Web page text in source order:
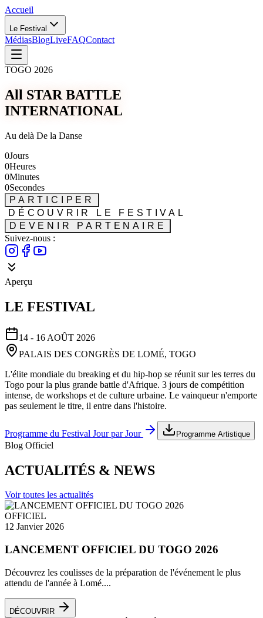
Accueil
Le Festival
MédiasBlogLiveFAQContact
TOGO 2026
All STAR BATTLE
INTERNATIONAL
Au delà De la Danse
0Jours
0Heures
0Minutes
0Secondes
PARTICIPER
DÉCOUVRIR LE FESTIVAL
DEVENIR PARTENAIRE
Suivez-nous :
Aperçu
LE FESTIVAL
14 - 16 AOÛT 2026
PALAIS DES CONGRÈS DE LOMÉ, TOGO
L'élite mondiale du breaking et du hip-hop se réunit sur les terres du
Togo pour la plus grande battle d'Afrique. 3 jours de compétition
intense, de workshops et de culture urbaine. Le vainqueur n'emporte
pas seulement le titre, il entre dans l'histoire.
Programme du Festival Jour par Jour Programme Artistique
Blog Officiel
ACTUALITÉS & NEWS
Voir toutes les actualités
OFFICIEL
12 Janvier 2026
LANCEMENT OFFICIEL DU TOGO 2026
Découvrez les coulisses de la préparation de l'événement le plus
attendu de l'année à Lomé....
DÉCOUVRIR